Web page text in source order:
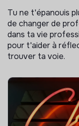
Tu ne t'épanouis
de changer de
dans ta vie
pour t'aider à
trouver ta voie.